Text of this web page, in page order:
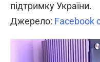
підтримку України.
Джерело: Facebook